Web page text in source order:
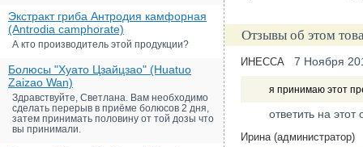
Экстракт гриба Антродия камфорная
(Antrodia camphorate)
А кто производитель этой продукции?
Болюсы "Хуато Цзайцзао" (Huatuo
Zaizao Wan)
Здравствуйте, Светлана. Вам необходимо
сделать перерыв в приёме болюсов 2 дня,
затем принимать половину от той дозы что
вы принимали.
Отзывы об этом
ИНЕССА 7 Ноября
я принимаю этот
ответить на этот
Ирина (администратор)